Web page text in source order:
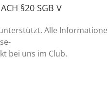
§20 SGB V
Alle
bei uns im Club.